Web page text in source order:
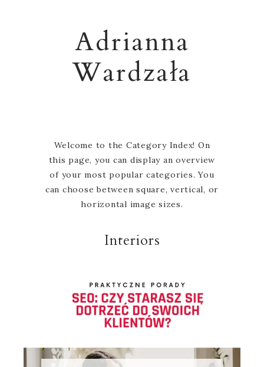
Adrianna
Wardzała
Welcome to the Category Index! On
this page, you can display an overview
of your most popular categories. You
can choose between square, vertical, or
horizontal image sizes.
Interiors